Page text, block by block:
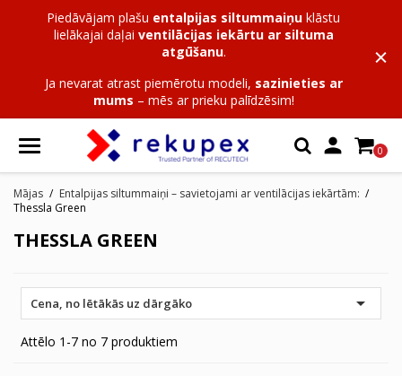
Piedāvājam plašu entalpijas siltummaiņu klāstu
lielākajai daļai ventilācijas iekārtu ar siltuma
atgūšanu.
Ja nevarat atrast piemērotu modeli, sazinieties ar
mums – mēs ar prieku palīdzēsim!
 0
Mājas
Entalpijas siltummaiņi – savietojami ar ventilācijas iekārtām:
Thessla Green
THESSLA GREEN
Cena, no lētākās uz dārgāko 
Attēlo 1-7 no 7 produktiem